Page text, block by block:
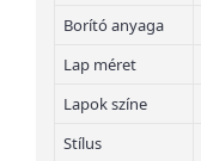
Borító anyaga
Lap méret
Lapok színe
Stílus